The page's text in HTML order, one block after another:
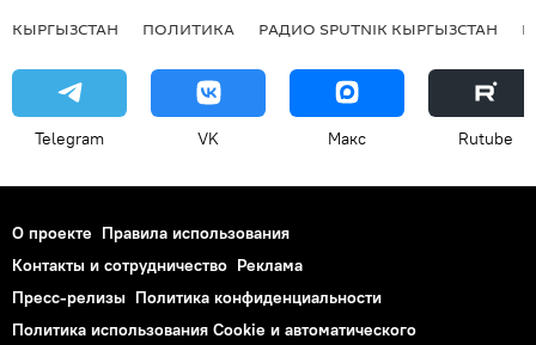
КЫРГЫЗСТАН ПОЛИТИКА РАДИО SPUTNIK КЫРГЫЗСТАН
Telegram VK Макс Rutube
О проекте Правила использования
Контакты и сотрудничество Реклама
Пресс-релизы Политика конфиденциальности
Политика использования Cookie и автоматического